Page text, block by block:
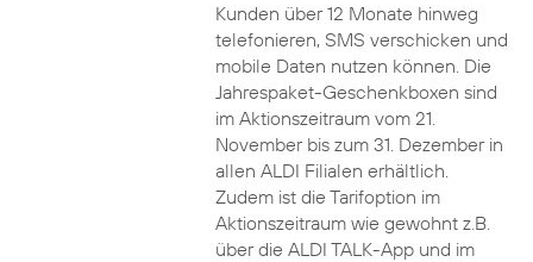
Kunden über 12 Monate hinweg
telefonieren, SMS verschicken und
mobile Daten nutzen können. Die
Jahrespaket-Geschenkboxen sind
im Aktionszeitraum vom 21.
November bis zum 31. Dezember in
allen ALDI Filialen erhältlich.
Zudem ist die Tarifoption im
Aktionszeitraum wie gewohnt z.B.
über die ALDI TALK-App und im